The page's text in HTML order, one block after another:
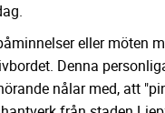
eller möten
Denna
nålar med, att